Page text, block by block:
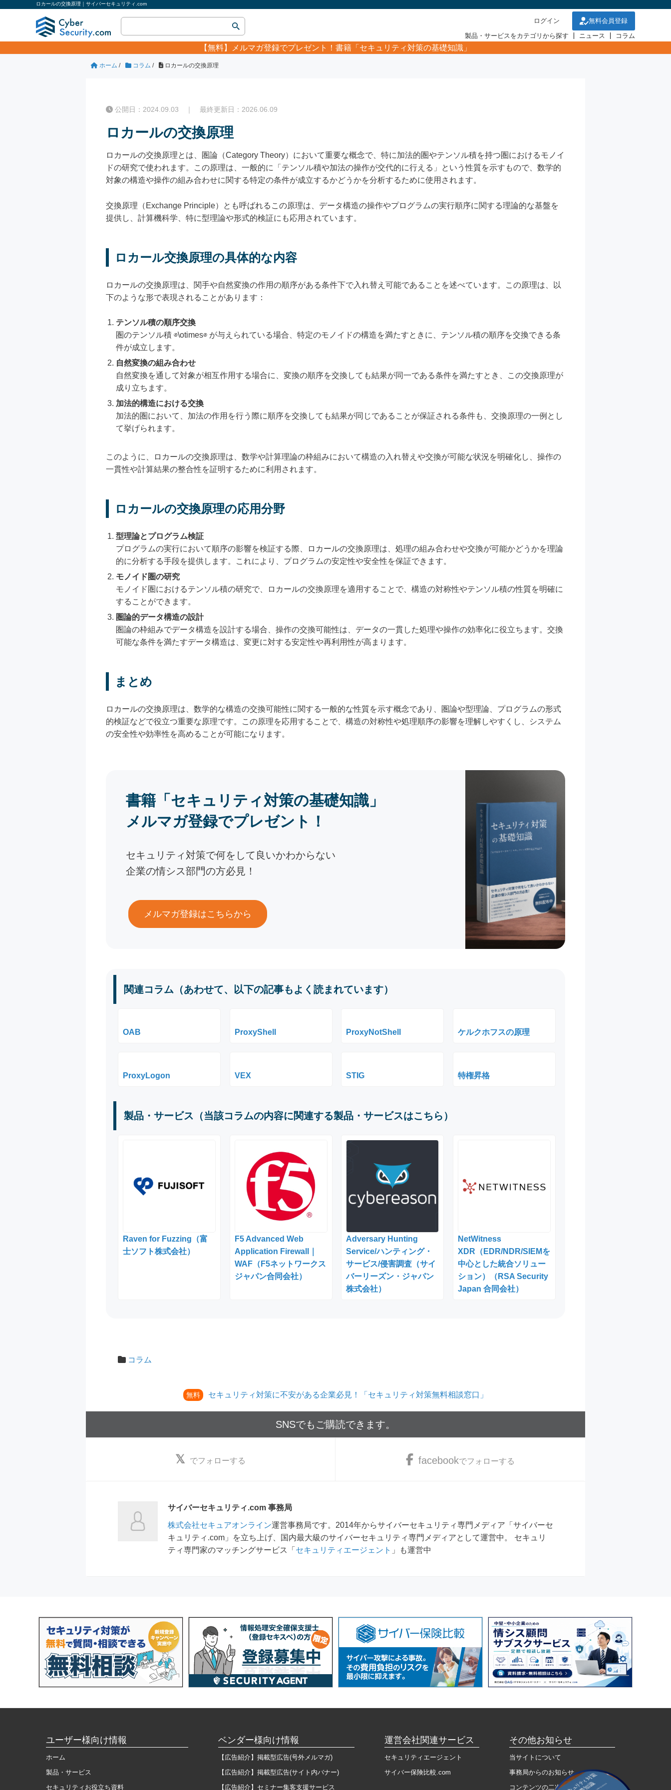
ロカールの交換原理｜サイバーセキュリティ.com
ログイン
無料会員登録
製品・サービスをカテゴリから探す
ニュース コラム
【無料】 メルマガ登録でプレゼント！書籍「セキュリティ対策の基礎知識」
ホーム / コラム / ロカールの交換原理
公開日：2024.09.03 ｜ 最終更新日：2026.06.09
ロカールの交換原理
ロカールの交換原理とは、圏論（Category Theory）において重要な概念で、特に加法的圏やテンソル積を持つ圏におけるモノイ
ドの研究で使われます。この原理は、一般的に「テンソル積や加法の操作が交代的に行える」という性質を示すもので、数学的
対象の構造や操作の組み合わせに関する特定の条件が成立するかどうかを分析するために使用されます。
交換原理（Exchange Principle）とも呼ばれるこの原理は、データ構造の操作やプログラムの実行順序に関する理論的な基盤を
提供し、計算機科学、特に型理論や形式的検証にも応用されています。
ロカール交換原理の具体的な内容
ロカールの交換原理は、関手や自然変換の作用の順序がある条件下で入れ替え可能であることを述べています。この原理は、以
下のような形で表現されることがあります：
テンソル積の順序交換
圏のテンソル積 ⊗\otimes⊗ が与えられている場合、特定のモノイドの構造を満たすときに、テンソル積の順序を交換できる条
件が成立します。
自然変換の組み合わせ
自然変換を通して対象が相互作用する場合に、変換の順序を交換しても結果が同一である条件を満たすとき、この交換原理が
成り立ちます。
加法的構造における交換
加法的圏において、加法の作用を行う際に順序を交換しても結果が同じであることが保証される条件も、交換原理の一例とし
て挙げられます。
このように、ロカールの交換原理は、数学や計算理論の枠組みにおいて構造の入れ替えや交換が可能な状況を明確化し、操作の
一貫性や計算結果の整合性を証明するために利用されます。
ロカールの交換原理の応用分野
型理論とプログラム検証
プログラムの実行において順序の影響を検証する際、ロカールの交換原理は、処理の組み合わせや交換が可能かどうかを理論
的に分析する手段を提供します。これにより、プログラムの安定性や安全性を保証できます。
モノイド圏の研究
モノイド圏におけるテンソル積の研究で、ロカールの交換原理を適用することで、構造の対称性やテンソル積の性質を明確に
することができます。
圏論的データ構造の設計
圏論の枠組みでデータ構造を設計する場合、操作の交換可能性は、データの一貫した処理や操作の効率化に役立ちます。交換
可能な条件を満たすデータ構造は、変更に対する安定性や再利用性が高まります。
まとめ
ロカールの交換原理は、数学的な構造の交換可能性に関する一般的な性質を示す概念であり、圏論や型理論、プログラムの形式
的検証などで役立つ重要な原理です。この原理を応用することで、構造の対称性や処理順序の影響を理解しやすくし、システム
の安全性や効率性を高めることが可能になります。
書籍「セキュリティ対策の基礎知識」
メルマガ登録でプレゼント！
セキュリティ対策で何をして良いかわからない
企業の情シス部門の方必見！
メルマガ登録はこちらから
関連コラム（あわせて、以下の記事もよく読まれています）
OAB ProxyShell ProxyNotShell ケルクホフスの原理
ProxyLogon VEX STIG 特権昇格
製品・サービス（当該コラムの内容に関連する製品・サービスはこちら）
Raven for Fuzzing（富
士ソフト株式会社）
F5 Advanced Web
Application Firewall｜
WAF（F5ネットワークス
ジャパン合同会社）
Adversary Hunting
Service/ハンティング・
サービス/侵害調査（サイ
バーリーズン・ジャパン
株式会社）
NetWitness
XDR（EDR/NDR/SIEMを
中心とした統合ソリュー
ション）（RSA Security
Japan 合同会社）
コラム
無料 セキュリティ対策に不安がある企業必見！「セキュリティ対策無料相談窓口」
SNSでもご購読できます。
でフォローする facebookでフォローする
サイバーセキュリティ.com 事務局
株式会社セキュアオンライン運営事務局です。2014年からサイバーセキュリティ専門メディア「サイバーセ
キュリティ.com」を立ち上げ、国内最大級のサイバーセキュリティ専門メディアとして運営中。 セキュリ
ティ専門家のマッチングサービス「 セキュリティエージェント 」も運営中
ユーザー様向け情報
ホーム
製品・サービス
セキュリティお役立ち資料
ベンダー様向け情報
【広告紹介】掲載型広告(号外メルマガ)
【広告紹介】掲載型広告(サイト内バナー)
【広告紹介】セミナー集客支援サービス
運営会社関連サービス
セキュリティエージェント
サイバー保険比較.com
その他お知らせ
当サイトについて
事務局からのお知らせ
コンテンツの二次利用について